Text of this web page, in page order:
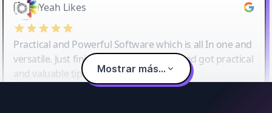
Yeah Likes
Practical and Powerful Software which is all In one and
versatile. Just finished their workshop and got practical
and valuable tips and tricks.
Mostrar más...